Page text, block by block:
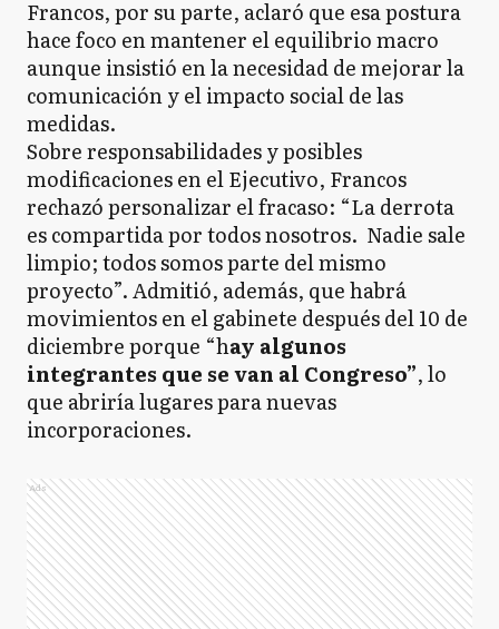
Francos, por su parte, aclaró que esa postura
hace foco en mantener el equilibrio macro
aunque insistió en la necesidad de mejorar la
comunicación y el impacto social de las
medidas.
Sobre responsabilidades y posibles
modificaciones en el Ejecutivo, Francos
rechazó personalizar el fracaso: “La derrota
es compartida por todos nosotros. Nadie sale
limpio; todos somos parte del mismo
proyecto”. Admitió, además, que habrá
movimientos en el gabinete después del 10 de
diciembre porque “hay algunos
integrantes que se van al Congreso”, lo
que abriría lugares para nuevas
incorporaciones.
Ads